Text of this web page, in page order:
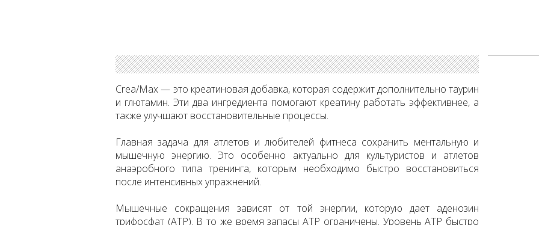
Crea/Max — это креатиновая добавка, которая содержит дополнительно таурин
и глютамин. Эти два ингредиента помогают креатину работать эффективнее, а
также улучшают восстановительные процессы.
Главная задача для атлетов и любителей фитнеса сохранить ментальную и
мышечную энергию. Это особенно актуально для культуристов и атлетов
анаэробного типа тренинга, которым необходимо быстро восстановиться
после интенсивных упражнений.
Мышечные сокращения зависят от той энергии, которую дает аденозин
трифосфат (ATP). В то же время запасы ATP ограничены. Уровень ATP быстро